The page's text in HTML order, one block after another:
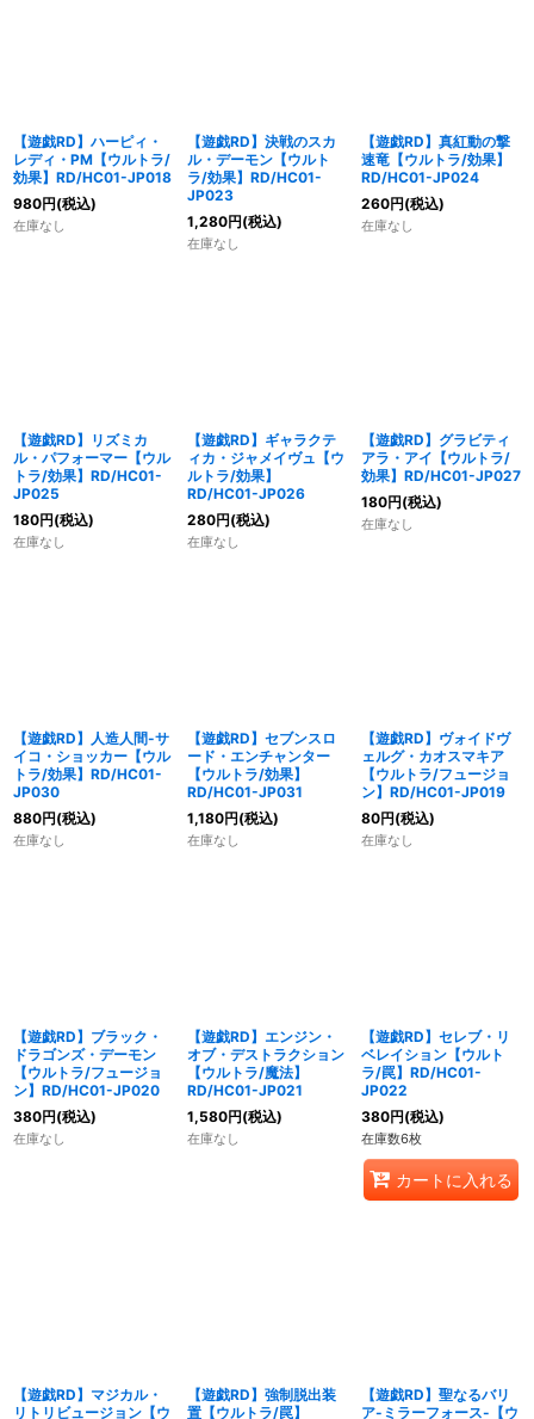
【遊戯RD】ハーピィ・
レディ・PM【ウルトラ/
効果】RD/HC01-JP018
980円(税込)
在庫なし
【遊戯RD】決戦のスカ
ル・デーモン【ウルト
ラ/効果】RD/HC01-
JP023
1,280円(税込)
在庫なし
【遊戯RD】真紅動の撃
速竜【ウルトラ/効果】
RD/HC01-JP024
260円(税込)
在庫なし
【遊戯RD】リズミカ
ル・パフォーマー【ウル
トラ/効果】RD/HC01-
JP025
180円(税込)
在庫なし
【遊戯RD】ギャラクテ
ィカ・ジャメイヴュ【ウ
ルトラ/効果】
RD/HC01-JP026
280円(税込)
在庫なし
【遊戯RD】グラビティ
アラ・アイ【ウルトラ/
効果】RD/HC01-JP027
180円(税込)
在庫なし
【遊戯RD】人造人間-サ
イコ・ショッカー【ウル
トラ/効果】RD/HC01-
JP030
880円(税込)
在庫なし
【遊戯RD】セブンスロ
ード・エンチャンター
【ウルトラ/効果】
RD/HC01-JP031
1,180円(税込)
在庫なし
【遊戯RD】ヴォイドヴ
ェルグ・カオスマキア
【ウルトラ/フュージョ
ン】RD/HC01-JP019
80円(税込)
在庫なし
【遊戯RD】ブラック・
ドラゴンズ・デーモン
【ウルトラ/フュージョ
ン】RD/HC01-JP020
380円(税込)
在庫なし
【遊戯RD】エンジン・
オブ・デストラクション
【ウルトラ/魔法】
RD/HC01-JP021
1,580円(税込)
在庫なし
【遊戯RD】セレブ・リ
ベレイション【ウルト
ラ/罠】RD/HC01-
JP022
380円(税込)
在庫数6枚
カートに入れる
【遊戯RD】マジカル・
リトリビュージョン【ウ
【遊戯RD】強制脱出装
置【ウルトラ/罠】
【遊戯RD】聖なるバリ
ア-ミラーフォース-【ウ